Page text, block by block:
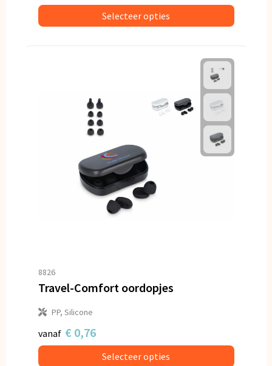
Selecteer opties
8826
Travel-Comfort oordopjes
PP, Silicone
vanaf € 0,76
Selecteer opties